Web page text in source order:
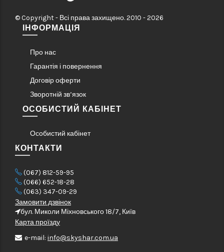
© Copyright - Всі права захищено. 2010 - 2026
ІНФОРМАЦІЯ
Про нас
Гарантія і повернення
Договір оферти
Зворотній зв’язок
ОСОБИСТИЙ КАБІНЕТ
Особистий кабінет
КОНТАКТИ
(067) 812-59-95
(066) 652-18-28
(063) 347-09-29
Замовити дзвінок
бул. Миколи Міхновського 18/7, Київ
Карта проїзду
e-mail: info@skyshar.com.ua